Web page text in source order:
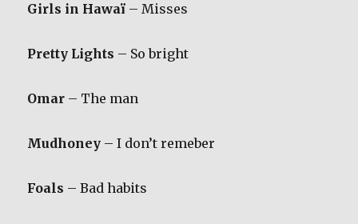
Girls in Hawaï – Misses
Pretty Lights – So bright
Omar – The man
Mudhoney – I don’t remeber
Foals – Bad habits